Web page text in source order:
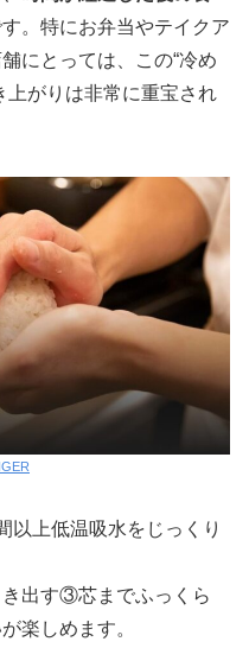
。特にお弁当やテイクア
にとっては、この“冷め
上がりは非常に重宝され
以上低温吸水をじっくり
出す③芯までふっくら
楽しめます。